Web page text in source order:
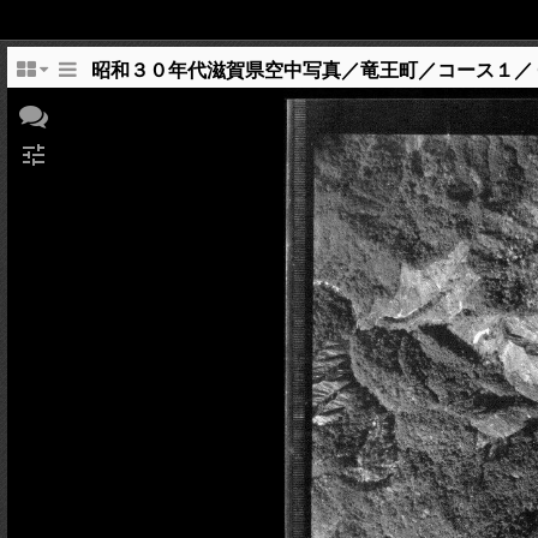
昭和３０年代滋賀県空中写真／竜王町／コース１
tune